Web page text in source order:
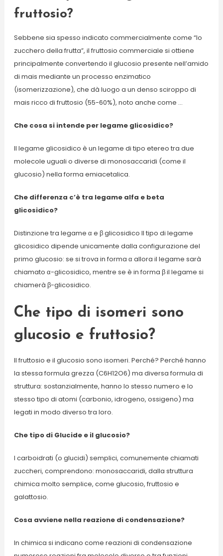
fruttosio?
Sebbene sia spesso indicato commercialmente come “lo
zucchero della frutta”, il fruttosio commerciale si ottiene
principalmente convertendo il glucosio presente nell’amido
di mais mediante un processo enzimatico
(isomerizzazione), che dà luogo a un denso sciroppo di
mais ricco di fruttosio (55-60%), noto anche come …
Che cosa si intende per legame glicosidico?
Il legame glicosidico è un legame di tipo etereo tra due
molecole uguali o diverse di monosaccaridi (come il
glucosio) nella forma emiacetalica.
Che differenza c’è tra legame alfa e beta
glicosidico?
Distinzione tra legame α e β glicosidico Il tipo di legame
glicosidico dipende unicamente dalla configurazione del
primo glucosio: se si trova in forma α allora il legame sarà
chiamato α-glicosidico, mentre se è in forma β il legame si
chiamerà β-glicosidico.
Che tipo di isomeri sono
glucosio e fruttosio?
Il fruttosio e il glucosio sono isomeri. Perché? Perché hanno
la stessa formula grezza (C6H12O6) ma diversa formula di
struttura: sostanzialmente, hanno lo stesso numero e lo
stesso tipo di atomi (carbonio, idrogeno, ossigeno) ma
legati in modo diverso tra loro.
Che tipo di Glucide e il glucosio?
I carboidrati (o glucidi) semplici, comunemente chiamati
zuccheri, comprendono: monosaccaridi, dalla struttura
chimica molto semplice, come glucosio, fruttosio e
galattosio.
Cosa avviene nella reazione di condensazione?
In chimica si indicano come reazioni di condensazione